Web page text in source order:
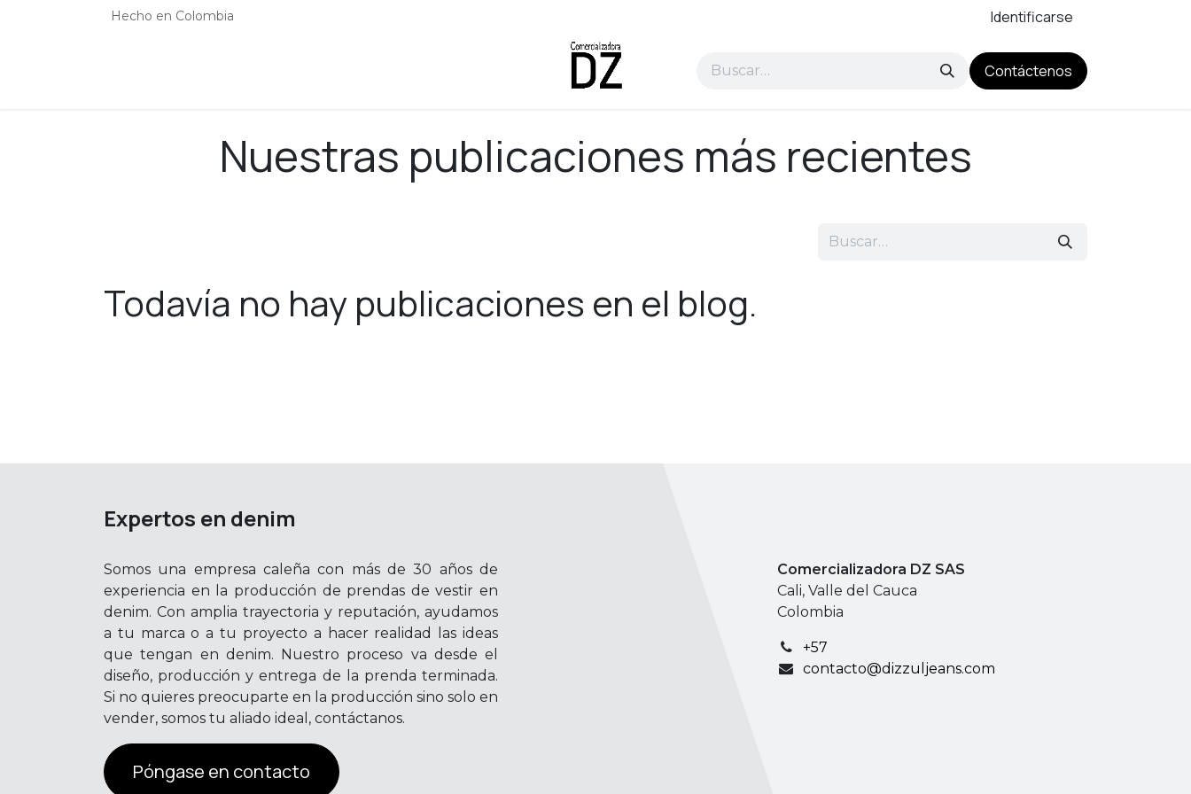
Hecho en Colombia Identificarse
Contáctenos
Nuestras publicaciones más recientes
Todavía no hay publicaciones en el blog.
Expertos en denim
Somos una empresa caleña con más de 30 años de
experiencia en la producción de prendas de vestir en
denim. Con amplia trayectoria y reputación, ayudamos
a tu marca o a tu proyecto a hacer realidad las ideas
que tengan en denim. Nuestro proceso va desde el
diseño, producción y entrega de la prenda terminada.
Si no quieres preocuparte en la producción sino solo en
vender, somos tu aliado ideal, contáctanos.
Póngase en contacto
Comercializadora DZ SAS
Cali, Valle del Cauca
Colombia
+57
contacto@dizzuljeans.com